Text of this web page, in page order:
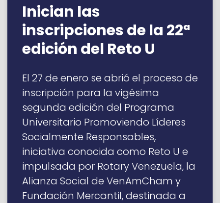
Inician las
inscripciones de la 22ª
edición del Reto U
El 27 de enero se abrió el proceso de
inscripción para la vigésima
segunda edición del Programa
Universitario Promoviendo Líderes
Socialmente Responsables,
iniciativa conocida como Reto U e
impulsada por Rotary Venezuela, la
Alianza Social de VenAmCham y
Fundación Mercantil, destinada a